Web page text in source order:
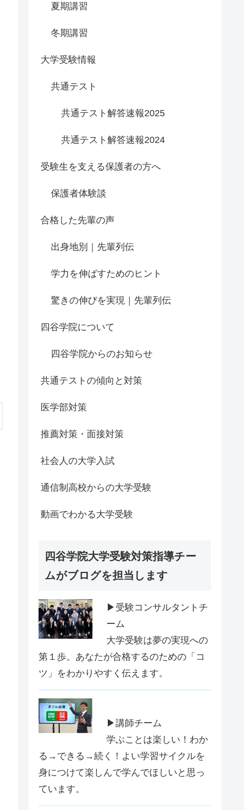
夏期講習
冬期講習
大学受験情報
共通テスト
共通テスト解答速報2025
共通テスト解答速報2024
受験生を支える保護者の方へ
保護者体験談
合格した先輩の声
出身地別｜先輩列伝
学力を伸ばすためのヒント
驚きの伸びを実現｜先輩列伝
四谷学院について
四谷学院からのお知らせ
共通テストの傾向と対策
医学部対策
推薦対策・面接対策
社会人の大学入試
通信制高校からの大学受験
動画でわかる大学受験
四谷学院大学受験対策指導チー
ムがブログを担当します
▶受験コンサルタントチ
ーム
大学受験は夢の実現への
第１歩。あなたが合格するのための「コ
ツ」をわかりやすく伝えます。
▶講師チーム
学ぶことは楽しい！わか
る→できる→続く！よい学習サイクルを
身につけて楽しんで学んでほしいと思っ
ています。